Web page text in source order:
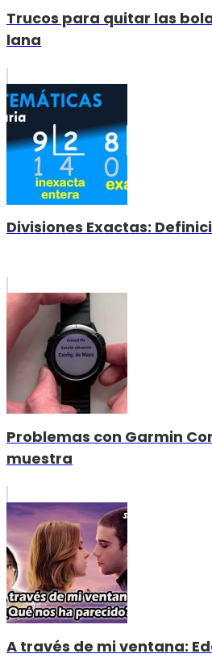
Trucos para quitar las
lana
Divisiones Exactas:
Problemas con Garmin
muestra
A través de mi ventana: